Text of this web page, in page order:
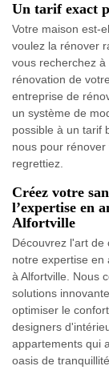
Un tarif exact
Votre maison est-
voulez la rénover
vous recherchez
rénovation de
entreprise de
un système de
possible à un tarif
nous pour
regrettiez.
Créez votre
l’expertise en
Alfortville
Découvrez l'art de
notre expertise en
à Alfortville. Nous
solutions
optimiser le
designers
appartements qui
oasis de